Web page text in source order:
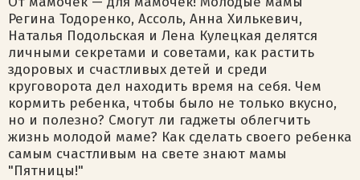
Регина Тодоренко, Ассоль, Анна Хилькевич,
Наталья Подольская и Лена Кулецкая делятся
личными секретами и советами, как растить
здоровых и счастливых детей и среди
круговорота дел находить время на себя. Чем
кормить ребенка, чтобы было не только вкусно,
но и полезно? Смогут ли гаджеты облегчить
жизнь молодой маме? Как сделать своего ребенка
самым счастливым на свете знают мамы
"Пятницы!"